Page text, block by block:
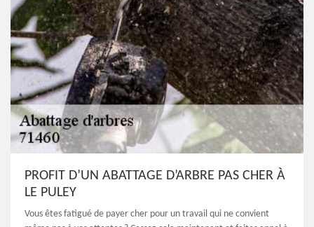
PROFIT D’UN ABATTAGE D’ARBRE PAS CHER À
LE PULEY
Vous êtes fatigué de payer cher pour un travail qui ne convient